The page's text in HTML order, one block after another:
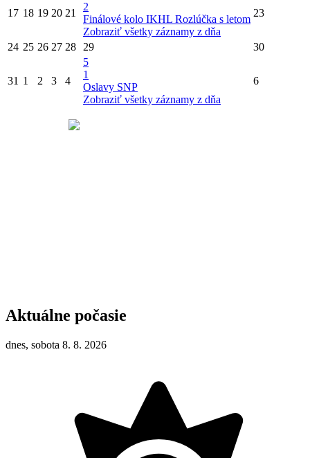
17 18 19 20 21
2
Finálové kolo IKHL Rozlúčka s letom
Zobraziť všetky záznamy z dňa
23
24 25 26 27 28 29 30
31 1 2 3 4
5
1
Oslavy SNP
Zobraziť všetky záznamy z dňa
6
Aktuálne počasie
dnes, sobota 8. 8. 2026